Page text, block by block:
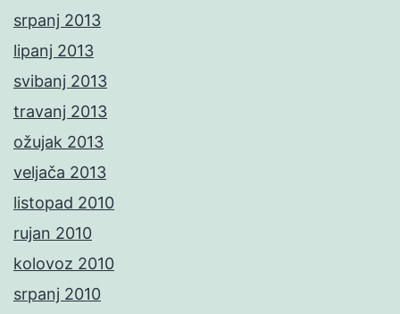
srpanj 2013
lipanj 2013
svibanj 2013
travanj 2013
ožujak 2013
veljača 2013
listopad 2010
rujan 2010
kolovoz 2010
srpanj 2010